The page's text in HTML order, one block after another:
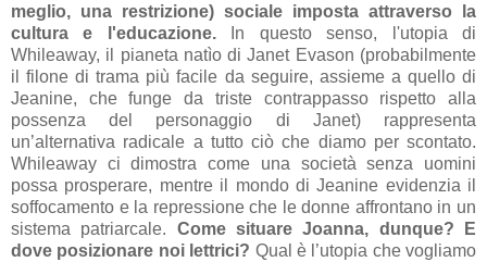
meglio, una restrizione) sociale imposta attraverso la
cultura e l'educazione.In questo senso, l'utopia di
Whileaway, il pianeta natìo di Janet Evason (probabilmente
il filone di trama più facile da seguire, assieme a quello di
Jeanine, che funge da triste contrappasso rispetto alla
possenza del personaggio di Janet) rappresenta
un’alternativa radicale a tutto ciò che diamo per scontato.
Whileaway ci dimostra come una società senza uomini
possa prosperare, mentre il mondo di Jeanine evidenzia il
soffocamento e la repressione che le donne affrontano in un
sistema patriarcale. Come situare Joanna, dunque? E
dove posizionare noi lettrici? Qual è l’utopia che vogliamo